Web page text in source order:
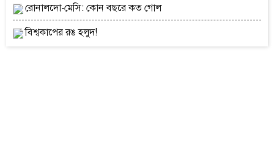
রোনালদো-মেসি: কোন বছরে কত গোল
বিশ্বকাপের রঙ হলুদ!